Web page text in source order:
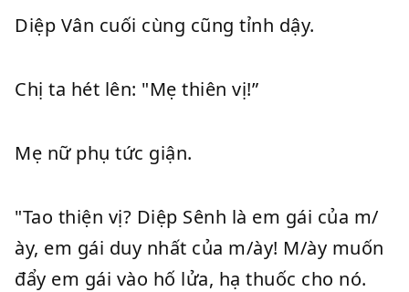
Diệp Vân cuối cùng cũng tỉnh dậy.
Chị ta hét lên: "Mẹ thiên vị!”
Mẹ nữ phụ tức giận.
"Tao thiện vị? Diệp Sênh là em gái của m/
ày, em gái duy nhất của m/ày! M/ày muốn
đẩy em gái vào hố lửa, hạ thuốc cho nó.